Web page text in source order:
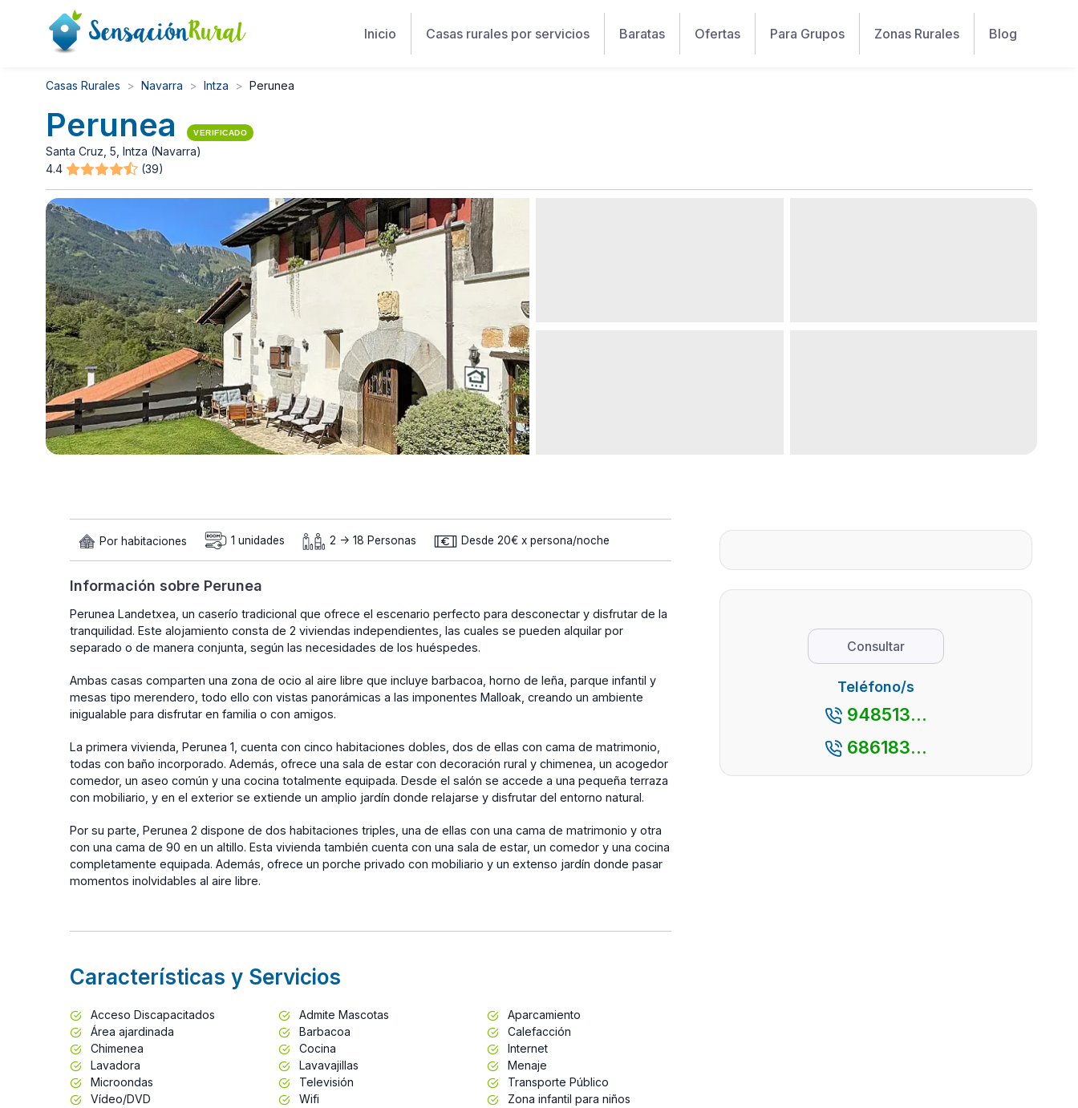
Inicio Casas rurales por servicios Baratas Ofertas Para Grupos Zonas Rurales Blog
Casas Rurales Navarra Intza Perunea
Perunea VERIFICADO
Santa Cruz, 5, Intza (Navarra)
4.4
(39)
Por habitaciones 1 unidades 2 -> 18 Personas Desde 20€ x persona/noche
Información sobre Perunea
Perunea Landetxea, un caserío tradicional que ofrece el escenario perfecto para desconectar y disfrutar de la
tranquilidad. Este alojamiento consta de 2 viviendas independientes, las cuales se pueden alquilar por
separado o de manera conjunta, según las necesidades de los huéspedes.
Ambas casas comparten una zona de ocio al aire libre que incluye barbacoa, horno de leña, parque infantil y
mesas tipo merendero, todo ello con vistas panorámicas a las imponentes Malloak, creando un ambiente
inigualable para disfrutar en familia o con amigos.
La primera vivienda, Perunea 1, cuenta con cinco habitaciones dobles, dos de ellas con cama de matrimonio,
todas con baño incorporado. Además, ofrece una sala de estar con decoración rural y chimenea, un acogedor
comedor, un aseo común y una cocina totalmente equipada. Desde el salón se accede a una pequeña terraza
con mobiliario, y en el exterior se extiende un amplio jardín donde relajarse y disfrutar del entorno natural.
Por su parte, Perunea 2 dispone de dos habitaciones triples, una de ellas con una cama de matrimonio y otra
con una cama de 90 en un altillo. Esta vivienda también cuenta con una sala de estar, un comedor y una cocina
completamente equipada. Además, ofrece un porche privado con mobiliario y un extenso jardín donde pasar
momentos inolvidables al aire libre.
Características y Servicios
Acceso Discapacitados Admite Mascotas
Aparcamiento
Área ajardinada
Barbacoa
Calefacción
Chimenea
Cocina
Internet
Lavadora
Lavavajillas
Menaje
Microondas
Televisión
Transporte Público
Vídeo/DVD
Wifi Zona infantil para niños
Consultar
Teléfono/s
948513...
686183...